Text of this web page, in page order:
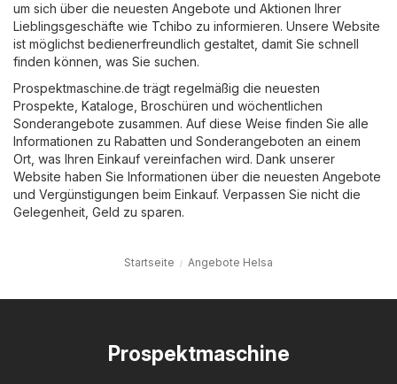
um sich über die neuesten Angebote und Aktionen Ihrer
Lieblingsgeschäfte wie Tchibo zu informieren. Unsere Website
ist möglichst bedienerfreundlich gestaltet, damit Sie schnell
finden können, was Sie suchen.
Prospektmaschine.de trägt regelmäßig die neuesten
Prospekte, Kataloge, Broschüren und wöchentlichen
Sonderangebote zusammen. Auf diese Weise finden Sie alle
Informationen zu Rabatten und Sonderangeboten an einem
Ort, was Ihren Einkauf vereinfachen wird. Dank unserer
Website haben Sie Informationen über die neuesten Angebote
und Vergünstigungen beim Einkauf. Verpassen Sie nicht die
Gelegenheit, Geld zu sparen.
Startseite Angebote Helsa
Prospektmaschine